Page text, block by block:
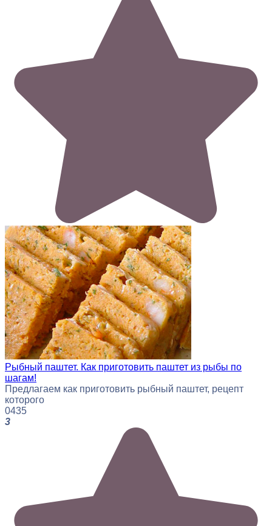
Рыбный паштет. Как приготовить паштет из рыбы по
шагам!
Предлагаем как приготовить рыбный паштет, рецепт
которого
0435
3